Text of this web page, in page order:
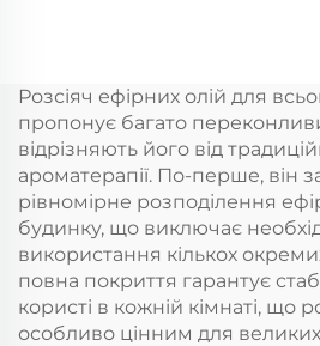
аромат Безводний
hvac Диффузер
Готель
Розсіяч ефірних олій для
пропонує багато
відрізняють його від
ароматерапії. По-перше, він
рівномірне розподілення
будинку, що виключає
використання кількох
повна покриття гарантує
користі в кожній кімнаті, що
особливо цінним для великих